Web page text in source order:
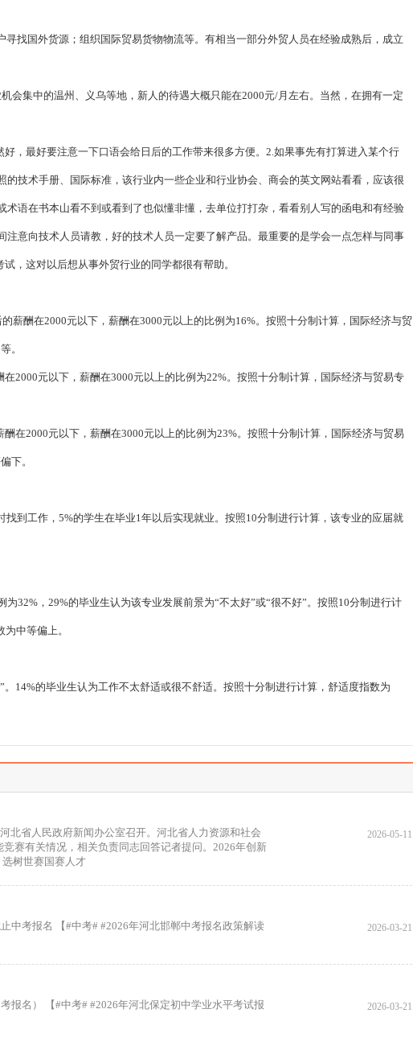
寻找国外货源；组织国际贸易货物物流等。有相当一部分外贸人员在经验成熟后，成立
会集中的温州、义乌等地，新人的待遇大概只能在2000元/月左右。当然，在拥有一定
，最好要注意一下口语会给日后的工作带来很多方便。2.如果事先有打算进入某个行
技术手册、国际标准，该行业内一些企业和行业协会、商会的英文网站看看，应该很
语在书本山看不到或看到了也似懂非懂，去单位打打杂，看看别人写的函电和有经验
意向技术人员请教，好的技术人员一定要了解产品。最重要的是学会一点怎样与同事
，这对以后想从事外贸行业的同学都很有帮助。
薪酬在2000元以下，薪酬在3000元以上的比例为16%。按照十分制计算，国际经济与贸
。
2000元以下，薪酬在3000元以上的比例为22%。按照十分制计算，国际经济与贸易专
在2000元以下，薪酬在3000元以上的比例为23%。按照十分制计算，国际经济与贸易
下。
到工作，5%的学生在毕业1年以后实现就业。按照10分制进行计算，该专业的应届就
32%，29%的毕业生认为该专业发展前景为“不太好”或“很不好”。按照10分制进行计
中等偏上。
14%的毕业生认为工作不太舒适或很不舒适。按照十分制进行计算，舒适度指数为
北省人民政府新闻办公室召开。河北省人力资源和社会
赛有关情况，相关负责同志回答记者提问。2026年创新
树世赛国赛人才
2026-05-11
中考报名 【#中考# #2026年河北邯郸中考报名政策解读
2026-03-21
报名） 【#中考# #2026年河北保定初中学业水平考试报
2026-03-21